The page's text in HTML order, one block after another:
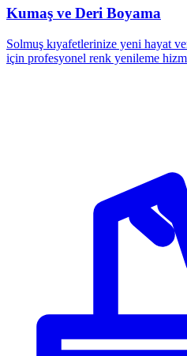
Kumaş ve Deri Boyama
Solmuş kıyafetlerinize yeni hayat
için profesyonel renk yenileme